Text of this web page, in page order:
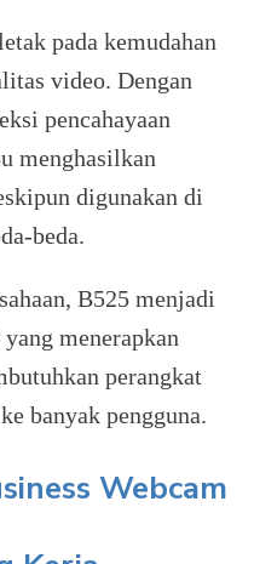
pada kemudahan
video. Dengan
pencahayaan
menghasilkan
digunakan di
beda.
B525 menjadi
menerapkan
perangkat
banyak pengguna.
Webcam